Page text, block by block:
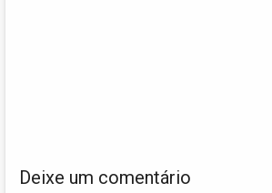
Deixe um comentário